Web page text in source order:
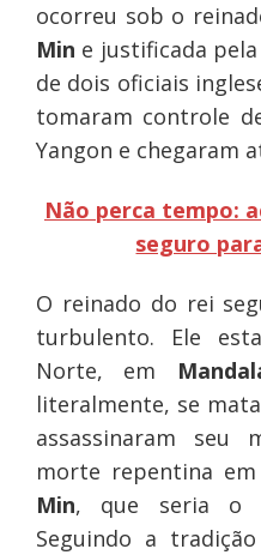
ocorreu sob o
Min e justificada
de dois oficiais
tomaram controle
Yangon e chegaram
Não perca tempo:
seguro
O reinado do rei
turbulento. Ele
Norte, em
literalmente, se
assassinaram seu
morte repentina em
Min, que seria o
Seguindo a